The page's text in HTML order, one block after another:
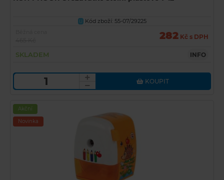
U Kód zboží: 55-07/29225
282 Kč s DPH
SKLADEM INFO
KOUPIT
Akční
Novinka